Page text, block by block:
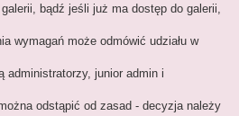
bądź jeśli już ma dostęp do galerii,
wymagań może odmówić udziału w
administratorzy, junior admin i
odstąpić od zasad - decyzja należy